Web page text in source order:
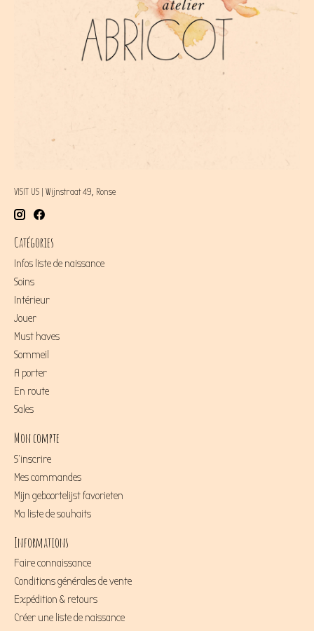
VISIT US | Wijnstraat 49, Ronse
Catégories
Infos liste de naissance
Soins
Intérieur
Jouer
Must haves
Sommeil
A porter
En route
Sales
Mon compte
S'inscrire
Mes commandes
Mijn geboortelijst favorieten
Ma liste de souhaits
Informations
Faire connaissance
Conditions générales de vente
Expédition & retours
Créer une liste de naissance